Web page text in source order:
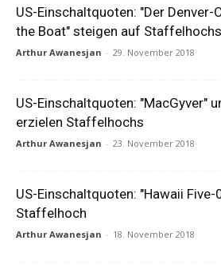
US-Einschaltquoten: "Der Denver-
the Boat" steigen auf Staffelhochs
Arthur Awanesjan - 29. November 2018
US-Einschaltquoten: "MacGyver"
erzielen Staffelhochs
Arthur Awanesjan - 23. November 2018
US-Einschaltquoten: "Hawaii
Staffelhoch
Arthur Awanesjan - 18. November 2018